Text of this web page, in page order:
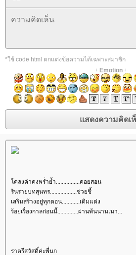
*ใช้ code html ตกแต่งข้อความได้เฉพาะสมาชิก
+ Emotion+
คลงคำคงพร่ำย้ำ................คอยสอน
รินร่ายบทสุนทร..................ช่วยชี้
เสริมสร้างอยู่ทุกตอน............เติมแต่ง
ร้อยเรื่องกาลก่อนนี้..............ผ่านพ้นนานเนา...
ราตรีสวัสดิ์ค่ะพี่นก